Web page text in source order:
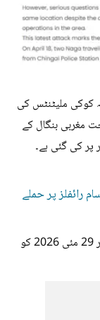
کوکی ملیٹنٹس کی
مغربی بنگال کے
رائفلز پر حملے
اس حوالے سے منی پور پولس کے ایکس اکاؤنٹ پر 29 مئی 2026 کو